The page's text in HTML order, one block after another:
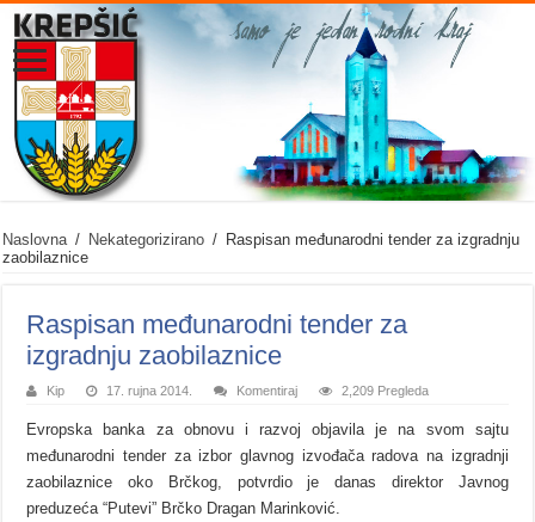
Naslovna / Nekategorizirano / Raspisan međunarodni tender za izgradnju
zaobilaznice
Raspisan međunarodni tender za
izgradnju zaobilaznice
Kip 17. rujna 2014. Komentiraj 2,209 Pregleda
Evropska banka za obnovu i razvoj objavila je na svom sajtu
međunarodni tenderza izbor glavnog izvođača radova na izgradnji
zaobilaznice oko Brčkog, potvrdio je danas direktor Javnog
preduzeća “Putevi” Brčko Dragan Marinković.